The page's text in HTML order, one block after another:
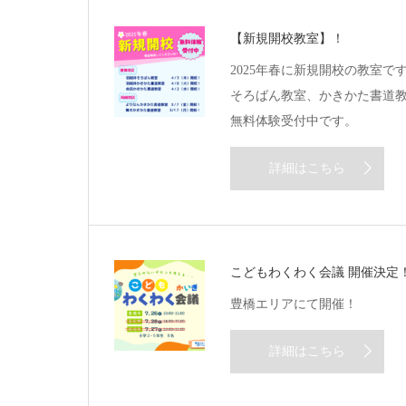
【新規開校教室】！
2025年春に新規開校の教室です
そろばん教室、かきかた書道教
無料体験受付中です。
詳細はこちら
こどもわくわく会議 開催決定！
豊橋エリアにて開催！
詳細はこちら